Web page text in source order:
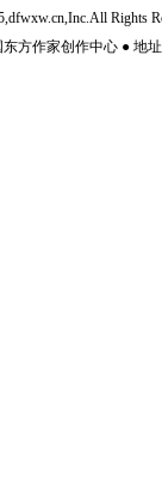
Rights
方作家创作中心 ● 地